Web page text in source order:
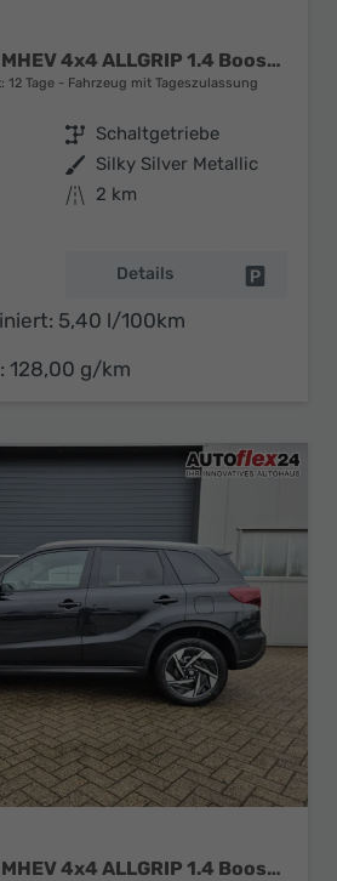
Comfort+ 110PS MHEV 4x4 ALLGRIP 1.4 Boosterjet Allrad Teilleder mit Alcantara Navi Klimaautomatik Sitzheizung ACC PDC v+h Rückf.Kamera Suzuki-Radio Apple CarPlay Android Auto Touchscreen 2xKeyless 17-LM
12 Tage Fahrzeug mit Tageszulassung
Getriebe Schaltgetriebe
Außenfarbe Silky Silver Metallic
Kilometerstand
2 km
Details
5,40 l/100km
128,00 g/km
Comfort+ 110PS MHEV 4x4 ALLGRIP 1.4 Boosterjet Allrad Teilleder mit Alcantara Navi Klimaautomatik Sitzheizung ACC PDC v+h Rückf.Kamera Suzuki-Radio Apple CarPlay Android Auto Touchscreen 2xKeyless 17-LM